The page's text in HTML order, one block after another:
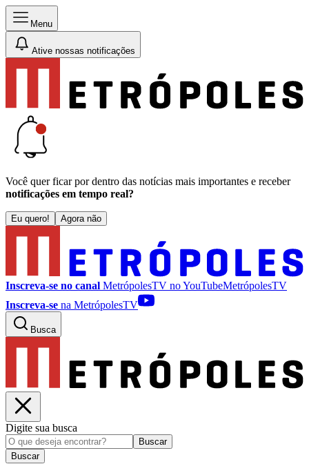
Menu
Ative nossas notificações
Você quer ficar por dentro das notícias mais importantes e receber
notificações em tempo real?
Eu quero! Agora não
Inscreva-se no canal MetrópolesTV noYouTubeMetrópolesTV
Inscreva-se na MetrópolesTV
Busca
Digite sua busca
Buscar
Buscar